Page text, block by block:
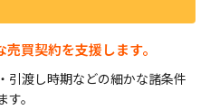
買契約を支援します。
引渡し時期などの細かな諸条件
。